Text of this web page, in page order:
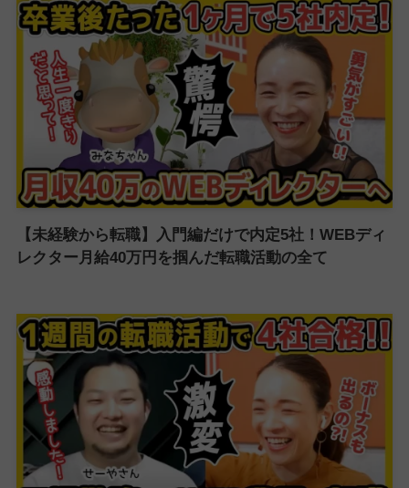
【未経験から転職】入門編だけで内定5社！WEBディ
レクター月給40万円を掴んだ転職活動の全て